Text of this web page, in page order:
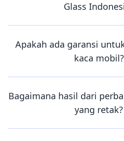
Glass
Apakah ada garansi
kaca mobil?
Bagaimana hasil dari
yang retak?